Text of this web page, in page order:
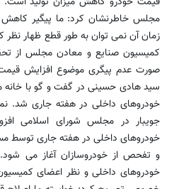
مجلس خاطرنشان کرد: ما پیگیر کاهش
زمان آن نمی توان به طور قطع ظهار نظر
کمیسیون صنایع و معادن مجلس از
صورت عدم پیگری موضوع افزایش
سید هادی حسینی در گفت و گو با خانه
خودروهای داخلی در هفته جاری شد.
جویبار در مجلس شورای اسلامی
خودروهای داخلی در هفته جاری توسط
و تفحص از خودروسازان آغاز می
خودروهای داخلی و نظر اعضای